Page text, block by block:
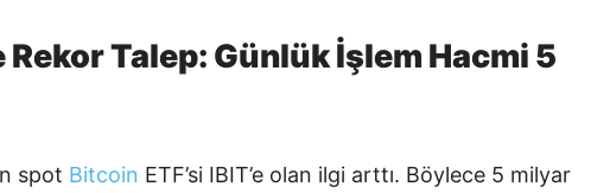
Rekor Talep: Günlük İşlem Hacmi 5
spot Bitcoin ETF’si IBIT’e olan ilgi arttı. Böylece 5 milyar